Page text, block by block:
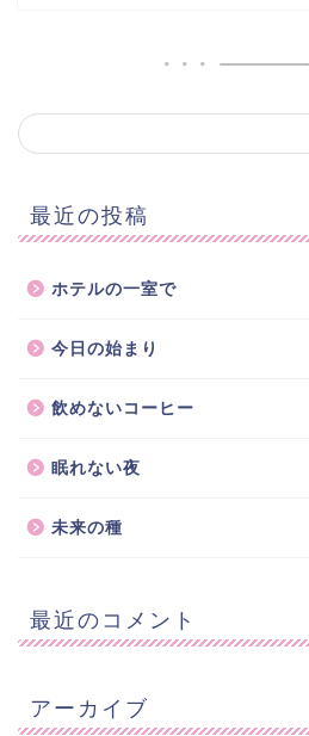
最近の投稿
ホテルの一室で
今日の始まり
飲めないコーヒー
眠れない夜
未来の種
最近のコメント
アーカイブ